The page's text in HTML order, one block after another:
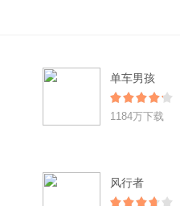
单车男孩
1184万下载
风行者